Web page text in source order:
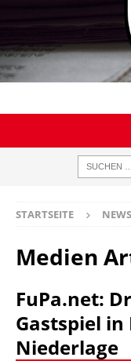
STARTSEITE NEWS
Medien
FuPa.net:
Gastspiel
Niederlage